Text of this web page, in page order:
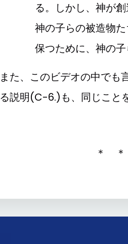
る。しかし、神が
神の子らの被造物
保つために、神の
また、このビデオの中でも
る説明(C-6.)も、同じこと
＊